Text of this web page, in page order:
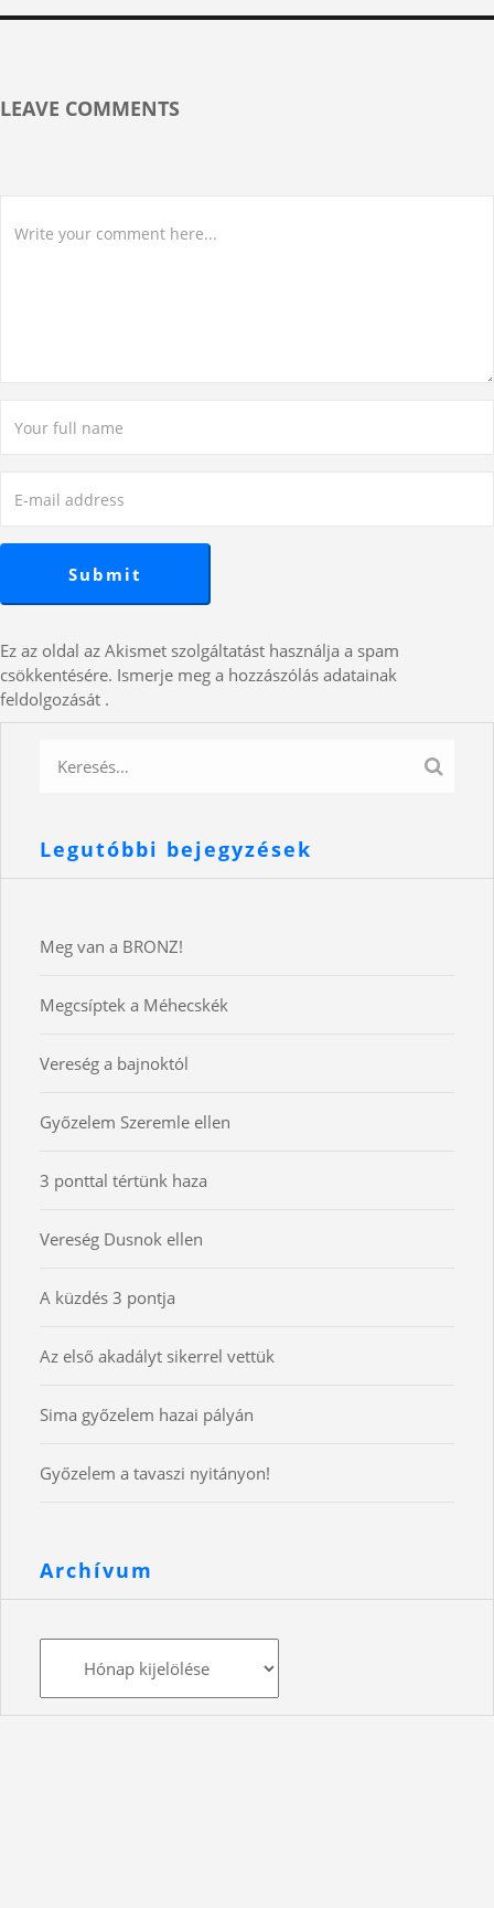
LEAVE COMMENTS
Ez az oldal az Akismet szolgáltatást használja a spam
csökkentésére. Ismerje meg a hozzászólás adatainak
feldolgozását .
Legutóbbi bejegyzések
Meg van a BRONZ!
Megcsíptek a Méhecskék
Vereség a bajnoktól
Győzelem Szeremle ellen
3 ponttal tértünk haza
Vereség Dusnok ellen
A küzdés 3 pontja
Az első akadályt sikerrel vettük
Sima győzelem hazai pályán
Győzelem a tavaszi nyitányon!
Archívum